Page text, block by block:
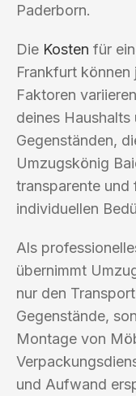
Paderborn.
Die Kosten für
Frankfurt können
Faktoren
deines
Gegenständen,
Umzugskönig
transparente und
individuellen
Als
übernimmt
nur den
Gegenstände,
Montage von
und Aufwand